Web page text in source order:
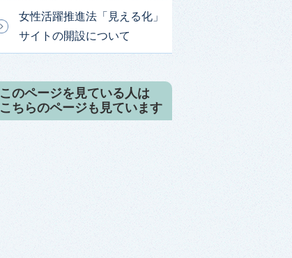
女性活躍推進法「見える化」
サイトの開設について
このページを見ている人は
こちらのページも見ています